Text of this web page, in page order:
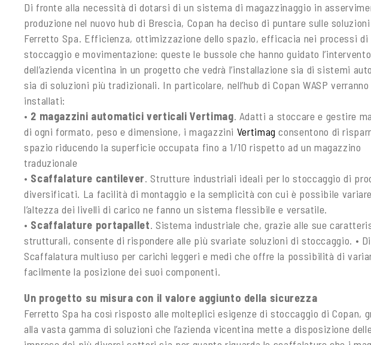
Di fronte alla necessità di dotarsi di un sistema di magazzinaggio in
produzione nel nuovo hub di Brescia, Copan ha deciso di puntare sulle
Ferretto Spa. Efficienza, ottimizzazione dello spazio, efficacia nei processi di
stoccaggio e movimentazione: queste le bussole che hanno guidato l’intervento
dell’azienda vicentina in un progetto che vedrà l’installazione sia di sistemi
sia di soluzioni più tradizionali. In particolare, nell’hub di Copan WASP verranno
installati:
• 2 magazzini automatici verticali Vertimag. Adatti a stoccare e gestire
di ogni formato, peso e dimensione, i magazzini Vertimag consentono di
spazio riducendo la superficie occupata fino a 1/10 rispetto ad un magazzino
traduzionale
• Scaffalature cantilever. Strutture industriali ideali per lo stoccaggio di
diversificati. La facilità di montaggio e la semplicità con cui è possibile variare
l’altezza dei livelli di carico ne fanno un sistema flessibile e versatile.
• Scaffalature portapallet. Sistema industriale che, grazie alle sue
strutturali, consente di rispondere alle più svariate soluzioni di stoccaggio. •
Scaffalatura multiuso per carichi leggeri e medi che offre la possibilità di
facilmente la posizione dei suoi componenti.
Un progetto su misura con il valore aggiunto della sicurezza
Ferretto Spa ha così risposto alle molteplici esigenze di stoccaggio di Copan,
alla vasta gamma di soluzioni che l’azienda vicentina mette a disposizione